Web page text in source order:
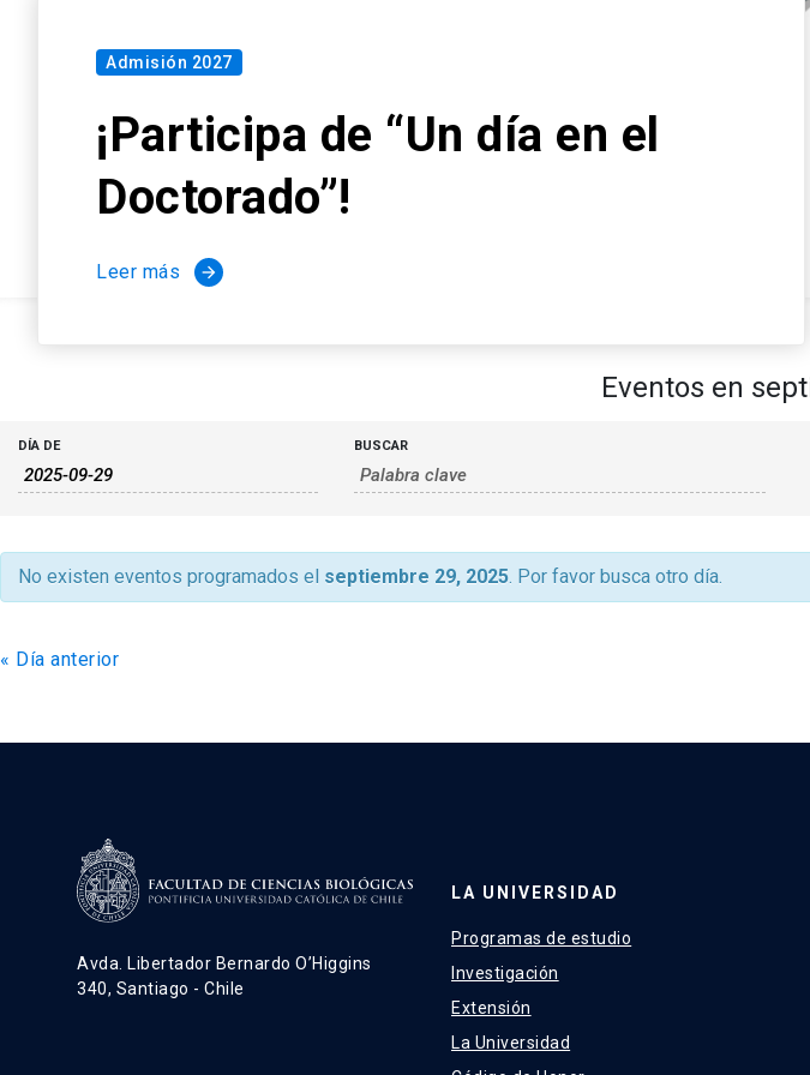
la
Eventos en
Búsqueda
y
de
de
Búsqueda
de
Eventos
DÍA DE BUSCAR
No existen eventos programados el septiembre 29, 2025. Por favor busca otro día.
« Día anterior
Avda. Libertador Bernardo O’Higgins
340, Santiago - Chile
LA UNIVERSIDAD
Programas de estudio
Investigación
Extensión
La Universidad